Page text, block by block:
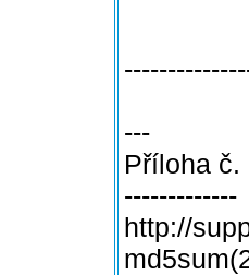
---
Příloha č.
-------------
http://